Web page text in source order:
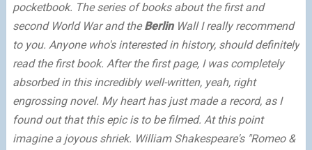
pocketbook. The series of books about the first and
second World War and theBerlinWall I really recommend
to you. Anyone who's interested in history, should definitely
read the first book. After the first page, I was completely
absorbed in this incredibly well-written, yeah, right
engrossing novel. My heart has just made a record, as I
found out that this epic is to be filmed. At this point
imagine a joyous shriek. William Shakespeare's "Romeo &